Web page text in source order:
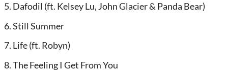
5. Dafodil (ft. Kelsey Lu, John Glacier & Panda Bear)
6. Still Summer
7. Life (ft. Robyn)
8. The Feeling I Get From You